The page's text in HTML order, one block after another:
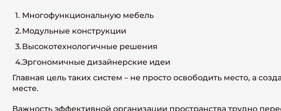
Многофункциональную мебель
Модульные конструкции
Высокотехнологичные решения
Эргономичные дизайнерские идеи
Главная цель таких систем – не просто освободить место, а
месте.
Важность эффективной организации пространства трудно